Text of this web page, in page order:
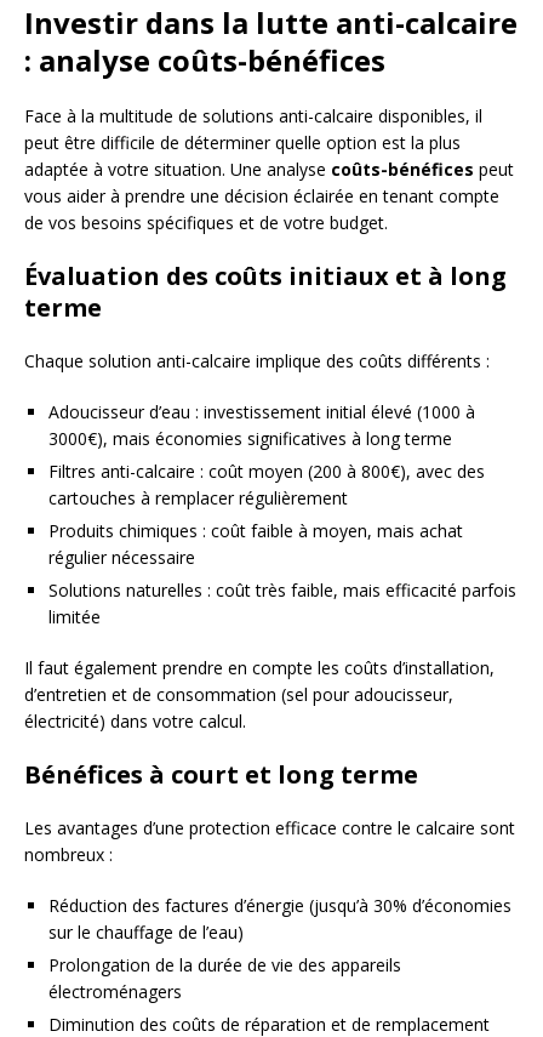
Investir dans la lutte anti-calcaire
: analyse coûts-bénéfices
Face à la multitude de solutions anti-calcaire disponibles, il
peut être difficile de déterminer quelle option est la plus
adaptée à votre situation. Une analyse coûts-bénéfices peut
vous aider à prendre une décision éclairée en tenant compte
de vos besoins spécifiques et de votre budget.
Évaluation des coûts initiaux et à long
terme
Chaque solution anti-calcaire implique des coûts différents :
Adoucisseur d’eau : investissement initial élevé (1000 à
3000€), mais économies significatives à long terme
Filtres anti-calcaire : coût moyen (200 à 800€), avec des
cartouches à remplacer régulièrement
Produits chimiques : coût faible à moyen, mais achat
régulier nécessaire
Solutions naturelles : coût très faible, mais efficacité parfois
limitée
Il faut également prendre en compte les coûts d’installation,
d’entretien et de consommation (sel pour adoucisseur,
électricité) dans votre calcul.
Bénéfices à court et long terme
Les avantages d’une protection efficace contre le calcaire sont
nombreux :
Réduction des factures d’énergie (jusqu’à 30% d’économies
sur le chauffage de l’eau)
Prolongation de la durée de vie des appareils
électroménagers
Diminution des coûts de réparation et de remplacement